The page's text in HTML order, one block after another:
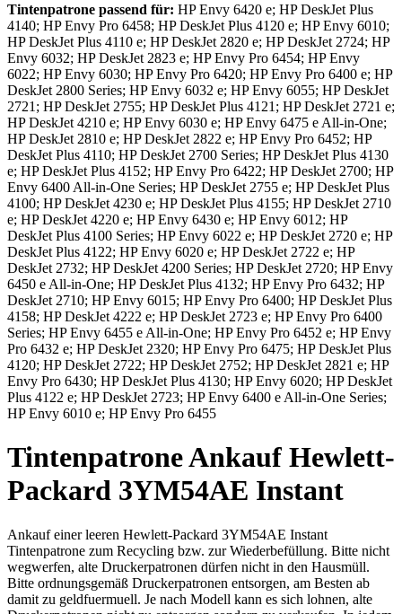
Tintenpatrone passend für: HP Envy 6420 e; HP DeskJet Plus
4140; HP Envy Pro 6458; HP DeskJet Plus 4120 e; HP Envy 6010;
HP DeskJet Plus 4110 e; HP DeskJet 2820 e; HP DeskJet 2724; HP
Envy 6032; HP DeskJet 2823 e; HP Envy Pro 6454; HP Envy
6022; HP Envy 6030; HP Envy Pro 6420; HP Envy Pro 6400 e; HP
DeskJet 2800 Series; HP Envy 6032 e; HP Envy 6055; HP DeskJet
2721; HP DeskJet 2755; HP DeskJet Plus 4121; HP DeskJet 2721 e;
HP DeskJet 4210 e; HP Envy 6030 e; HP Envy 6475 e All-in-One;
HP DeskJet 2810 e; HP DeskJet 2822 e; HP Envy Pro 6452; HP
DeskJet Plus 4110; HP DeskJet 2700 Series; HP DeskJet Plus 4130
e; HP DeskJet Plus 4152; HP Envy Pro 6422; HP DeskJet 2700; HP
Envy 6400 All-in-One Series; HP DeskJet 2755 e; HP DeskJet Plus
4100; HP DeskJet 4230 e; HP DeskJet Plus 4155; HP DeskJet 2710
e; HP DeskJet 4220 e; HP Envy 6430 e; HP Envy 6012; HP
DeskJet Plus 4100 Series; HP Envy 6022 e; HP DeskJet 2720 e; HP
DeskJet Plus 4122; HP Envy 6020 e; HP DeskJet 2722 e; HP
DeskJet 2732; HP DeskJet 4200 Series; HP DeskJet 2720; HP Envy
6450 e All-in-One; HP DeskJet Plus 4132; HP Envy Pro 6432; HP
DeskJet 2710; HP Envy 6015; HP Envy Pro 6400; HP DeskJet Plus
4158; HP DeskJet 4222 e; HP DeskJet 2723 e; HP Envy Pro 6400
Series; HP Envy 6455 e All-in-One; HP Envy Pro 6452 e; HP Envy
Pro 6432 e; HP DeskJet 2320; HP Envy Pro 6475; HP DeskJet Plus
4120; HP DeskJet 2722; HP DeskJet 2752; HP DeskJet 2821 e; HP
Envy Pro 6430; HP DeskJet Plus 4130; HP Envy 6020; HP DeskJet
Plus 4122 e; HP DeskJet 2723; HP Envy 6400 e All-in-One Series;
HP Envy 6010 e; HP Envy Pro 6455
TintenpatroneAnkauf Hewlett-
Packard 3YM54AE Instant
Ankauf einer leeren Hewlett-Packard 3YM54AE Instant
Tintenpatrone zum Recycling bzw. zur Wiederbefüllung. Bitte nicht
wegwerfen, alte Druckerpatronen dürfen nicht in den Hausmüll.
Bitte ordnungsgemäß Druckerpatronen entsorgen, am Besten ab
damit zu geldfuermuell. Je nach Modell kann es sich lohnen, alte